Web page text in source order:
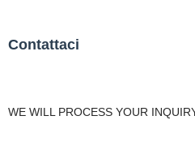
Contattaci
WE WILL PROCESS YOUR